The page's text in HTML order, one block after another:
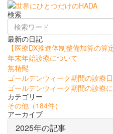
検索
最新の日記
【医療DX推進体制整備加算の算
年末年始診療について
無精髭
ゴールデンウィーク期間の診療
ゴールデンウィーク期間の診療
カテゴリー
その他 （184件）
アーカイブ
2025年の記事